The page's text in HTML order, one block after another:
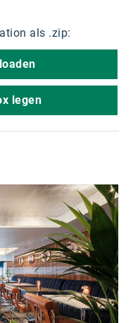
als .zip:
legen